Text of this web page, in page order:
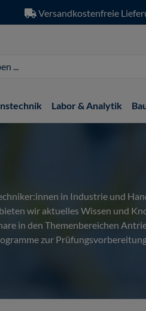
Versandkostenfreie
Labor & Analytik
in Industrie und
wir aktuelles Wissen und
in den Themenbereichen
zur